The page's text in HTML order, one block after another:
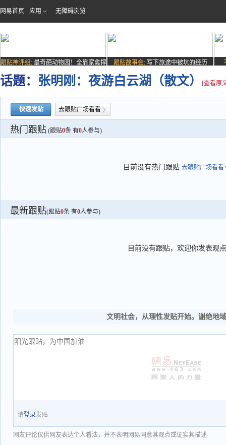
网易首页 应用 无障碍浏览
跟贴神评组: 最奇葩动物园！全靠家禽撑
场子
跟贴故事会: 写下旅途中被坑的经历
话题： 张明刚：夜游白云湖（散文） [查看原
快速发贴 去跟贴广场看看
热门跟贴 (跟贴0条 有0人参与)
目前没有热门跟贴 去跟贴广场看看
最新跟贴(跟贴0条 有0人参与)
目前没有跟贴，欢迎你发表观点
文明社会，从理性发贴开始。谢绝地
请登录发贴
网友评论仅供网友表达个人看法，并不表明网易同意其观点或证实其描述